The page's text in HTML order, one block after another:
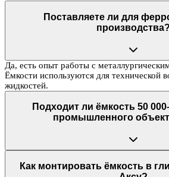
Поставляете ли для
производства?
Да, есть опыт работы с
Ёмкости используются для
жидкостей.
Подходит ли ёмкость 50
промышленного
Как монтировать ёмкость в